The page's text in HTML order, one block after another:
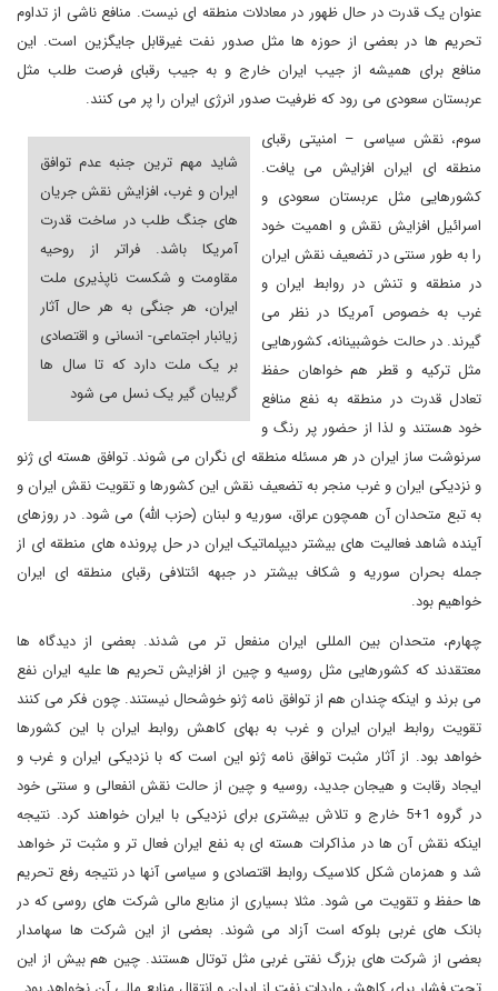
عنوان یک قدرت در حال ظهور در معادلات منطقه ای نیست. منافع ناشی از تداوم
تحریم ها در بعضی از حوزه ها مثل صدور نفت غیرقابل جایگزین است. این
منافع برای همیشه از جیب ایران خارج و به جیب رقبای فرصت طلب مثل
عربستان سعودی می رود که ظرفیت صدور انرژی ایران را پر می کنند.
شاید مهم ترین جنبه عدم توافق
ایران و غرب، افزایش نقش جریان
های جنگ طلب در ساخت قدرت
آمریکا باشد. فراتر از روحیه
مقاومت و شکست ناپذیری ملت
ایران، هر جنگی به هر حال آثار
زیانبار اجتماعی- انسانی و اقتصادی
بر یک ملت دارد که تا سال ها
گریبان گیر یک نسل می شود
سوم، نقش سیاسی – امنیتی رقبای
منطقه ای ایران افزایش می یافت.
کشورهایی مثل عربستان سعودی و
اسرائیل افزایش نقش و اهمیت خود
را به طور سنتی در تضعیف نقش ایران
در منطقه و تنش در روابط ایران و
غرب به خصوص آمریکا در نظر می
گیرند. در حالت خوشبینانه، کشورهایی
مثل ترکیه و قطر هم خواهان حفظ
تعادل قدرت در منطقه به نفع منافع
خود هستند و لذا از حضور پر رنگ و
سرنوشت ساز ایران در هر مسئله منطقه ای نگران می شوند. توافق هسته ای ژنو
و نزدیکی ایران و غرب منجر به تضعیف نقش این کشورها و تقویت نقش ایران و
به تبع متحدان آن همچون عراق، سوریه و لبنان (حزب الله) می شود. در روزهای
آینده شاهد فعالیت های بیشتر دیپلماتیک ایران در حل پرونده های منطقه ای از
جمله بحران سوریه و شکاف بیشتر در جبهه ائتلافی رقبای منطقه ای ایران
خواهیم بود.
چهارم، متحدان بین المللی ایران منفعل تر می شدند. بعضی از دیدگاه ها
معتقدند که کشورهایی مثل روسیه و چین از افزایش تحریم ها علیه ایران نفع
می برند و اینکه چندان هم از توافق نامه ژنو خوشحال نیستند. چون فکر می کنند
تقویت روابط ایران ایران و غرب به بهای کاهش روابط ایران با این کشورها
خواهد بود. از آثار مثبت توافق نامه ژنو این است که با نزدیکی ایران و غرب و
ایجاد رقابت و هیجان جدید، روسیه و چین از حالت نقش انفعالی و سنتی خود
در گروه 1+5 خارج و تلاش بیشتری برای نزدیکی با ایران خواهند کرد. نتیجه
اینکه نقش آن ها در مذاکرات هسته ای به نفع ایران فعال تر و مثبت تر خواهد
شد و همزمان شکل کلاسیک روابط اقتصادی و سیاسی آنها در نتیجه رفع تحریم
ها حفظ و تقویت می شود. مثلا بسیاری از منابع مالی شرکت های روسی که در
بانک های غربی بلوکه است آزاد می شوند. بعضی از این شرکت ها سهامدار
بعضی از شرکت های بزرگ نفتی غربی مثل توتال هستند. چین هم بیش از این